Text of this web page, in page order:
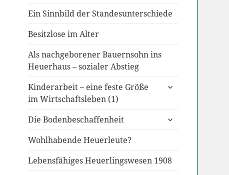
Ein Sinnbild der Standesunterschiede
Besitzlose im Alter
Als nachgeborener Bauernsohn ins
Heuerhaus – sozialer Abstieg
Kinderarbeit – eine feste Größe
im Wirtschaftsleben (1)
untermenü
Die Bodenbeschaffenheit
untermenü
Wohlhabende Heuerleute?
Lebensfähiges Heuerlingswesen 1908